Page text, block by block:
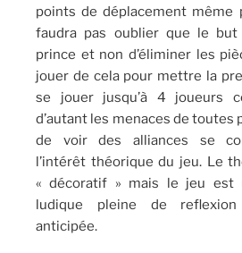
points de déplacement même
faudra pas oublier que le but
prince et non d’éliminer les
jouer de cela pour mettre la
se jouer jusqu’à 4 joueurs
d’autant les menaces de toutes
de voir des alliances se
l’intérêt théorique du jeu. Le
« décoratif » mais le jeu est
ludique pleine de reflexion
anticipée.